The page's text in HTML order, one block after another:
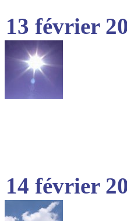
13 février
14 février